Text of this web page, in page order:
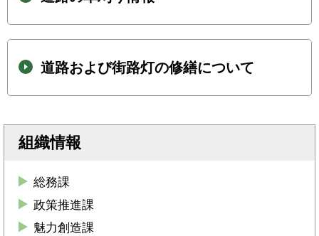
道路および街路灯の修繕について
組織情報
総務課
政策推進課
魅力創造課